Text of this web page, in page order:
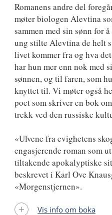
Romanens andre del
møter biologen Alevtina
sammen med sin sønn for
ung stilte Alevtina de helt
livet kommer fra og hva
har hun mer enn nok med
sønnen, og til faren, som
knyttet til. Vi møter også
poet som skriver en bok
trekk ved den russiske
«Ulvene fra evighetens
engasjerende roman som
tiltakende apokalyptiske
beskrevet i Karl Ove
«Morgenstjernen».
Vis info om boka